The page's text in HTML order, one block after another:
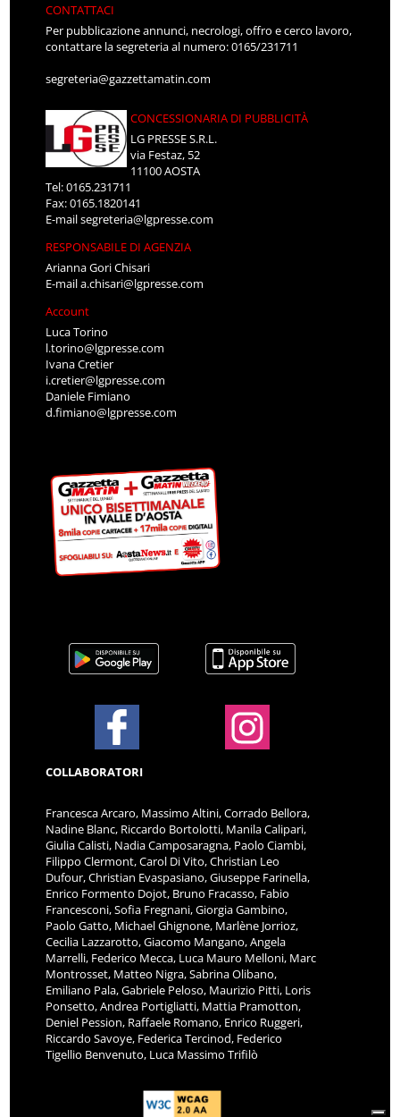
CONTATTACI
Per pubblicazione annunci, necrologi, offro e cerco lavoro,
contattare la segreteria al numero: 0165/231711
segreteria@gazzettamatin.com
CONCESSIONARIA DI PUBBLICITÀ
LG PRESSE S.R.L.
via Festaz, 52
11100 AOSTA
Tel: 0165.231711
Fax: 0165.1820141
E-mailsegreteria@lgpresse.com
RESPONSABILE DI AGENZIA
Arianna Gori Chisari
E-maila.chisari@lgpresse.com
Account
Luca Torino
l.torino@lgpresse.com
Ivana Cretier
i.cretier@lgpresse.com
Daniele Fimiano
d.fimiano@lgpresse.com
COLLABORATORI
Francesca Arcaro, Massimo Altini, Corrado Bellora,
Nadine Blanc, Riccardo Bortolotti, Manila Calipari,
Giulia Calisti, Nadia Camposaragna, Paolo Ciambi,
Filippo Clermont, Carol Di Vito, Christian Leo
Dufour, Christian Evaspasiano, Giuseppe Farinella,
Enrico Formento Dojot, Bruno Fracasso, Fabio
Francesconi, Sofia Fregnani, Giorgia Gambino,
Paolo Gatto, Michael Ghignone, Marlène Jorrioz,
Cecilia Lazzarotto, Giacomo Mangano, Angela
Marrelli, Federico Mecca, Luca Mauro Melloni, Marc
Montrosset, Matteo Nigra, Sabrina Olibano,
Emiliano Pala, Gabriele Peloso, Maurizio Pitti, Loris
Ponsetto, Andrea Portigliatti, Mattia Pramotton,
Deniel Pession, Raffaele Romano, Enrico Ruggeri,
Riccardo Savoye, Federica Tercinod, Federico
Tigellio Benvenuto, Luca Massimo Trifilò